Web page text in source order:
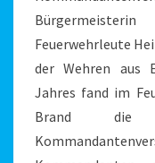
Feuerwehrleute
der Wehren aus
Jahres fand im
Brand die